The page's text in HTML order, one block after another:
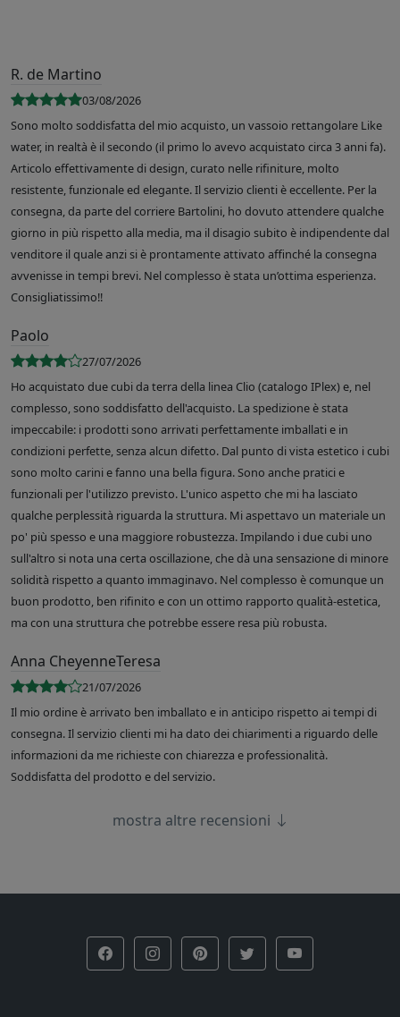
R. de Martino
03/08/2026
Sono molto soddisfatta del mio acquisto, un vassoio rettangolare Like
water, in realtà è il secondo (il primo lo avevo acquistato circa 3 anni fa).
Articolo effettivamente di design, curato nelle rifiniture, molto
resistente, funzionale ed elegante. Il servizio clienti è eccellente. Per la
consegna, da parte del corriere Bartolini, ho dovuto attendere qualche
giorno in più rispetto alla media, ma il disagio subito è indipendente dal
venditore il quale anzi si è prontamente attivato affinché la consegna
avvenisse in tempi brevi. Nel complesso è stata un’ottima esperienza.
Consigliatissimo!!
Paolo
27/07/2026
Ho acquistato due cubi da terra della linea Clio (catalogo IPlex) e, nel
complesso, sono soddisfatto dell'acquisto. La spedizione è stata
impeccabile: i prodotti sono arrivati perfettamente imballati e in
condizioni perfette, senza alcun difetto. Dal punto di vista estetico i cubi
sono molto carini e fanno una bella figura. Sono anche pratici e
funzionali per l'utilizzo previsto. L'unico aspetto che mi ha lasciato
qualche perplessità riguarda la struttura. Mi aspettavo un materiale un
po' più spesso e una maggiore robustezza. Impilando i due cubi uno
sull'altro si nota una certa oscillazione, che dà una sensazione di minore
solidità rispetto a quanto immaginavo. Nel complesso è comunque un
buon prodotto, ben rifinito e con un ottimo rapporto qualità-estetica,
ma con una struttura che potrebbe essere resa più robusta.
Anna CheyenneTeresa
21/07/2026
Il mio ordine è arrivato ben imballato e in anticipo rispetto ai tempi di
consegna. Il servizio clienti mi ha dato dei chiarimenti a riguardo delle
informazioni da me richieste con chiarezza e professionalità.
Soddisfatta del prodotto e del servizio.
mostra altre recensioni